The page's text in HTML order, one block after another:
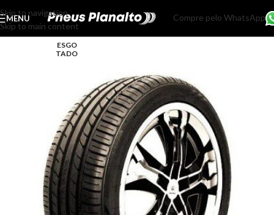
Skip to navigation
Skip to main content
MENU Compre pelo WhatsApp
ESGO
TADO